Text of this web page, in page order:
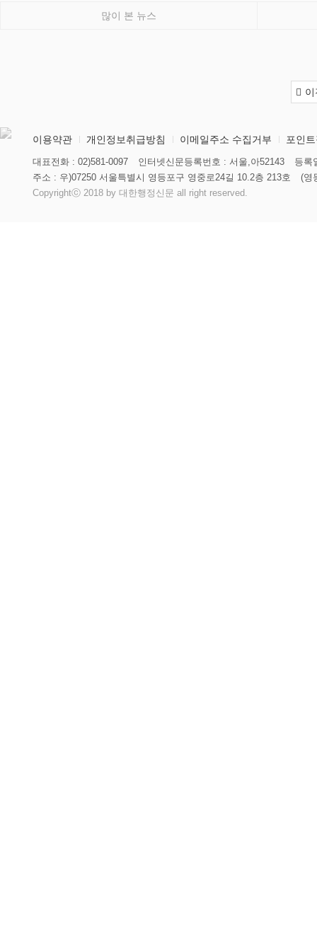
많이 본 뉴스
이용약관 개인정보취급방침 이메일주소 수집거부 포인
대표전화 : 02)581-0097 인터넷신문등록번호 : 서울,아52143
등록
주소 : 우)07250 서울특별시 영등포구 영중로24길 10.2층 213호
(영
Copyrightⓒ 2018 by 대한행정신문 all right reserved.